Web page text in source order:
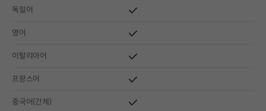
독일어
영어
이탈리아어
프랑스어
중국어(간체)